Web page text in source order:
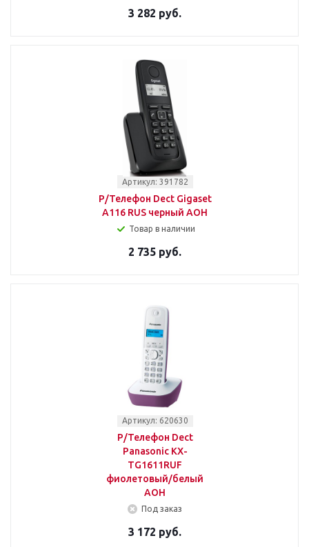
3 282 руб.
Артикул: 391782
Р/Телефон Dect Gigaset
A116 RUS черный АОН
Товар в наличии
2 735 руб.
Артикул: 620630
Р/Телефон Dect
Panasonic KX-
TG1611RUF
фиолетовый/белый
АОН
Под заказ
3 172 руб.